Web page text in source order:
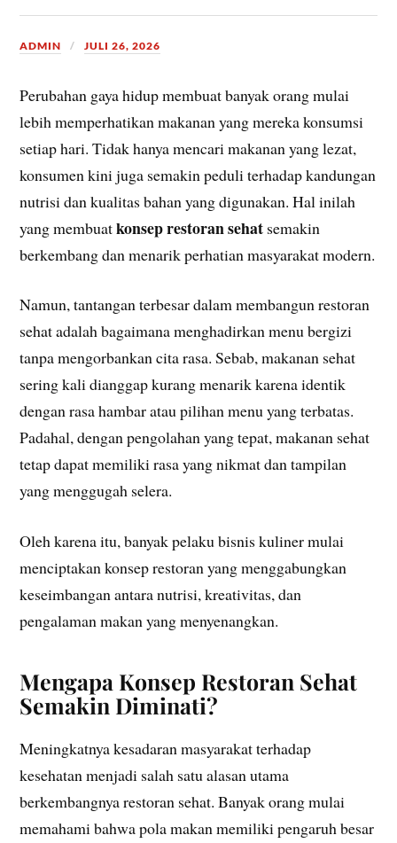
ADMIN JULI 26, 2026
Perubahan gaya hidup membuat banyak orang mulai
lebih memperhatikan makanan yang mereka konsumsi
setiap hari. Tidak hanya mencari makanan yang lezat,
konsumen kini juga semakin peduli terhadap kandungan
nutrisi dan kualitas bahan yang digunakan. Hal inilah
yang membuatkonsep restoran sehat semakin
berkembang dan menarik perhatian masyarakat modern.
Namun, tantangan terbesar dalam membangun restoran
sehat adalah bagaimana menghadirkan menu bergizi
tanpa mengorbankan cita rasa. Sebab, makanan sehat
sering kali dianggap kurang menarik karena identik
dengan rasa hambar atau pilihan menu yang terbatas.
Padahal, dengan pengolahan yang tepat, makanan sehat
tetap dapat memiliki rasa yang nikmat dan tampilan
yang menggugah selera.
Oleh karena itu, banyak pelaku bisnis kuliner mulai
menciptakan konsep restoran yang menggabungkan
keseimbangan antara nutrisi, kreativitas, dan
pengalaman makan yang menyenangkan.
Mengapa Konsep Restoran Sehat
Semakin Diminati?
Meningkatnya kesadaran masyarakat terhadap
kesehatan menjadi salah satu alasan utama
berkembangnya restoran sehat. Banyak orang mulai
memahami bahwa pola makan memiliki pengaruh besar